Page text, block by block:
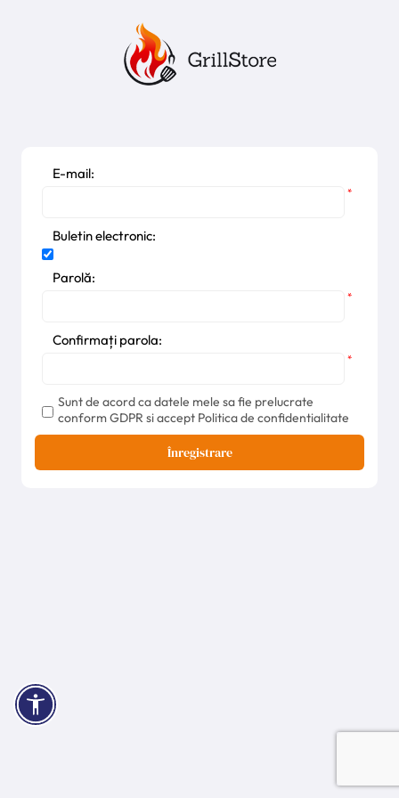
E-mail:
*
Buletin electronic:
Parolă:
*
Confirmați parola:
*
Sunt de acord ca datele mele sa fie prelucrate
conform GDPR si accept Politica de confidentialitate
Înregistrare